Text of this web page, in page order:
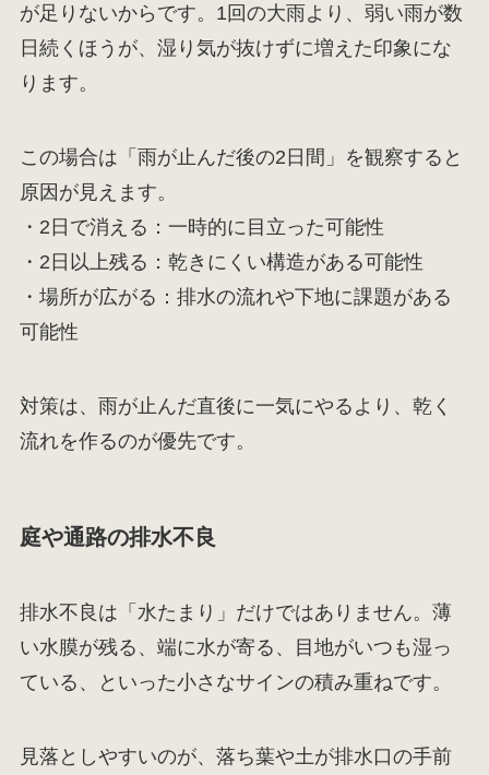
が足りないからです。1回の大雨より、弱い雨が数
日続くほうが、湿り気が抜けずに増えた印象にな
ります。
この場合は「雨が止んだ後の2日間」を観察すると
原因が見えます。
・2日で消える：一時的に目立った可能性
・2日以上残る：乾きにくい構造がある可能性
・場所が広がる：排水の流れや下地に課題がある
可能性
対策は、雨が止んだ直後に一気にやるより、乾く
流れを作るのが優先です。
庭や通路の排水不良
排水不良は「水たまり」だけではありません。薄
い水膜が残る、端に水が寄る、目地がいつも湿っ
ている、といった小さなサインの積み重ねです。
見落としやすいのが、落ち葉や土が排水口の手前